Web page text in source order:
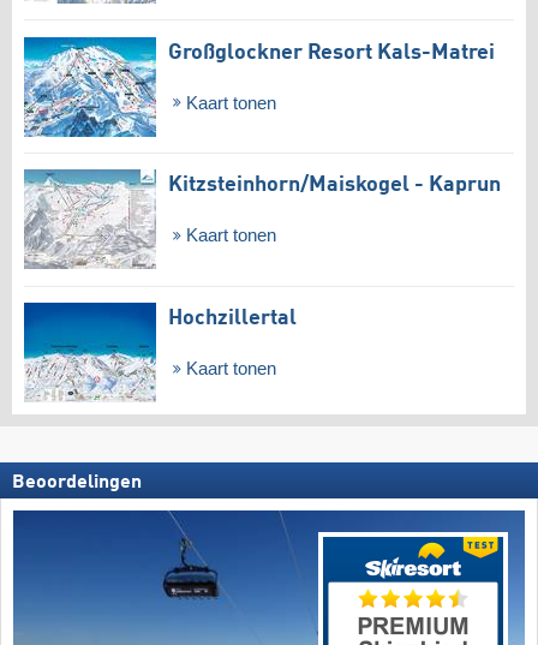
Großglockner Resort Kals-Matrei
Kaart tonen
Kitzsteinhorn/​Maiskogel - Kaprun
Kaart tonen
Hochzillertal
Kaart tonen
Beoordelingen